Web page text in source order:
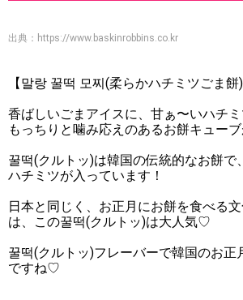
出典： https://www.baskinrobbins.co.kr
【말랑 꿀떡 모찌(柔らかハチミツごま餅)
香ばしいごまアイスに、甘ぁ〜いハチミ
もっちりと噛み応えのあるお餅キューブ
꿀떡(クルトッ)は韓国の伝統的なお餅で
ハチミツが入っています！
日本と同じく、お正月にお餅を食べる
は、この꿀떡(クルトッ)は大人気♡
꿀떡(クルトッ)フレーバーで韓国のお正
ですね♡